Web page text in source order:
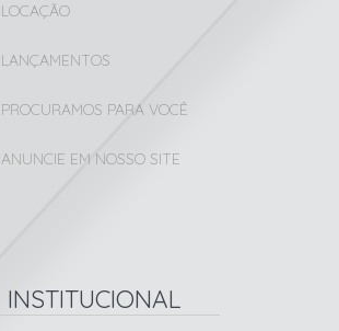
LOCAÇÃO
LANÇAMENTOS
PROCURAMOS PARA VOCÊ
ANUNCIE EM NOSSO SITE
INSTITUCIONAL